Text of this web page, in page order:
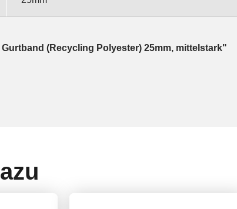
(Recycling Polyester) 25mm, mittelstark"